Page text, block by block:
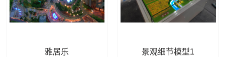
雅居乐 景观细节模型1